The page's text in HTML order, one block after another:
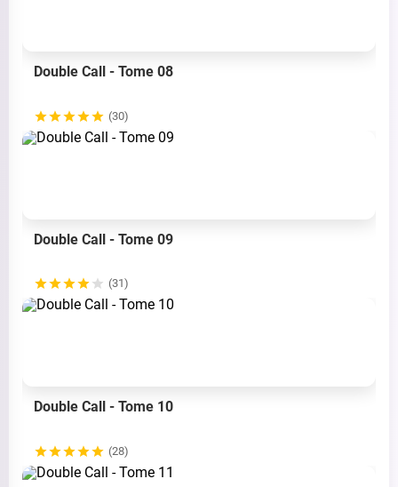
Double Call - Tome 08
(30)
Double Call - Tome 09
(31)
Double Call - Tome 10
(28)